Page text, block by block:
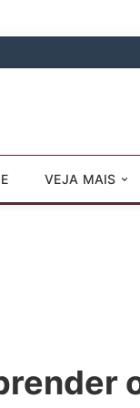
VEJA MAIS